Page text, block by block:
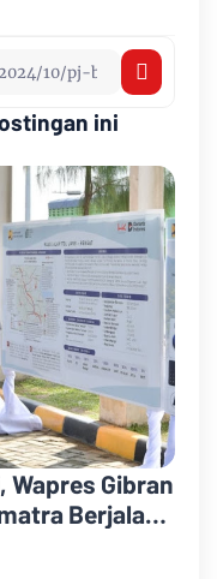
ini
Wapres Gibran
Berjalan